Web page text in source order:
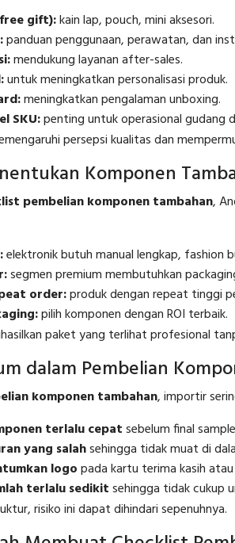
gift):kain lap, pouch, mini aksesori.
panduan penggunaan, perawatan, dan
mendukung layanan after-sales.
untuk meningkatkan personalisasi produk.
meningkatkan pengalaman unboxing.
SKU:penting untuk operasional gudang
persepsi kualitas dan
Komponen
pembelian komponen tambahan,
elektronik butuh manual lengkap, fashion
segmen premium membutuhkan
order:produk dengan repeat tinggi
pilih komponen dengan ROI terbaik.
paket yang terlihat profesional
dalam Pembelian
komponen tambahan, importir
terlalu cepatsebelum final
yang salahsehingga tidak muat di
logopada kartu terima kasih
terlalu sedikitsehingga tidak cukup
risiko ini dapat dihindari sepenuhnya.